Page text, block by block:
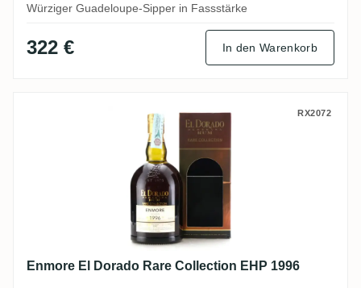
Würziger Guadeloupe-Sipper in Fassstärke
322 € In den Warenkorb
Enmore El Dorado Rare Collection EHP
RX2072
Enmore El Dorado Rare Collection EHP 1996